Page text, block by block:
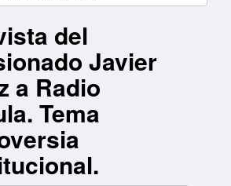
del
Javier
a Radio
Tema